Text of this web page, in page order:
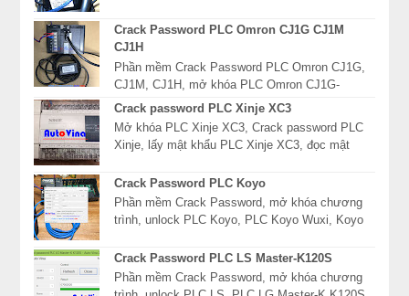
khẩu PLC Omron CJ2 ...
Crack Password PLC Omron CJ1G CJ1M
CJ1H
Phần mềm Crack Password PLC Omron CJ1G,
CJ1M, CJ1H, mở khóa PLC Omron CJ1G-
CPU42P, Software Read password PLC Omron
CJ1G-CPU43P, giải mã mật...
Crack password PLC Xinje XC3
Mở khóa PLC Xinje XC3, Crack password PLC
Xinje, lấy mật khẩu PLC Xinje XC3, đọc mật
password PLC Xi...
Crack Password PLC Koyo
Phần mềm Crack Password, mở khóa chương
trình, unlock PLC Koyo, PLC Koyo Wuxi, Koyo
DL130, D...
Crack Password PLC LS Master-K120S
Phần mềm Crack Password, mở khóa chương